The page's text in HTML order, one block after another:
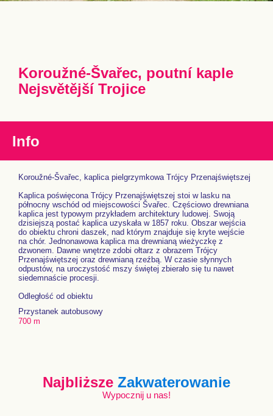
Koroužné-Švařec, poutní kaple
Nejsvětější Trojice
Info
Koroužné-Švařec, kaplica pielgrzymkowa Trójcy Przenajświętszej
Kaplica poświęcona Trójcy Przenajświętszej stoi w lasku na
północny wschód od miejscowości Švařec. Częściowo drewniana
kaplica jest typowym przykładem architektury ludowej. Swoją
dzisiejszą postać kaplica uzyskała w 1857 roku. Obszar wejścia
do obiektu chroni daszek, nad którym znajduje się kryte wejście
na chór. Jednonawowa kaplica ma drewnianą wieżyczkę z
dzwonem. Dawne wnętrze zdobi ołtarz z obrazem Trójcy
Przenajświętszej oraz drewnianą rzeźbą. W czasie słynnych
odpustów, na uroczystość mszy świętej zbierało się tu nawet
siedemnaście procesji.
Odległość od obiektu
Przystanek autobusowy
700 m
Najbliższe Zakwaterowanie
Wypocznij u nas!